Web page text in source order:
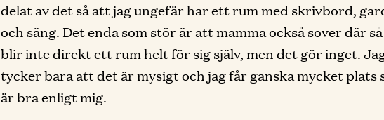
delat av det så att jag ungefär har ett rum med skrivbord,
och säng. Det enda som stör är att mamma också sover där
blir inte direkt ett rum helt för sig själv, men det gör inget.
tycker bara att det är mysigt och jag får ganska mycket plats
är bra enligt mig.